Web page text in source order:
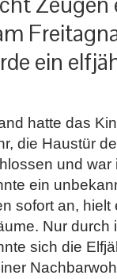
ein
hatte das
die Haustür
und
ein
sofort an,
Nur durch
sich die